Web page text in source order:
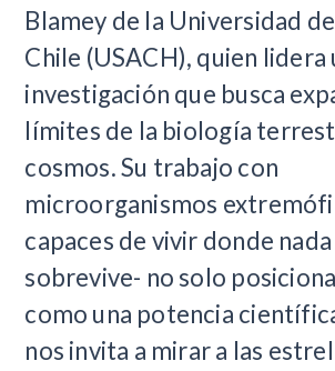
Blamey de la Universidad
Chile (USACH), quien lidera
investigación que busca
límites de la biología
cosmos. Su trabajo con
microorganismos
capaces de vivir donde
sobrevive- no solo
como una potencia
nos invita a mirar a las